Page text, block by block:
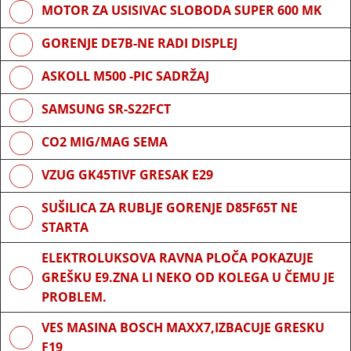
MOTOR ZA USISIVAC SLOBODA SUPER 600 MK
GORENJE DE7B-NE RADI DISPLEJ
ASKOLL M500 -PIC SADRŽAJ
SAMSUNG SR-S22FCT
CO2 MIG/MAG SEMA
VZUG GK45TIVF GRESAK E29
SUŠILICA ZA RUBLJE GORENJE D85F65T NE
STARTA
ELEKTROLUKSOVA RAVNA PLOČA POKAZUJE
GREŠKU E9.ZNA LI NEKO OD KOLEGA U ČEMU JE
PROBLEM.
VES MASINA BOSCH MAXX7,IZBACUJE GRESKU
F19